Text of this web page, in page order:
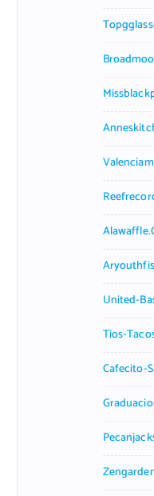
United-
Tios-
Cafecito-